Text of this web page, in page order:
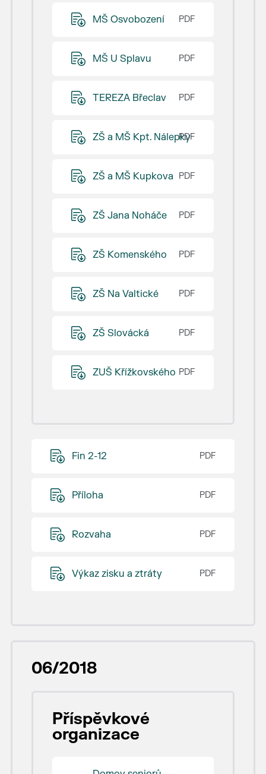
MŠ Osvobození
MŠ U Splavu
TEREZA Břeclav
ZŠ a MŠ Kpt. Nálepky
ZŠ a MŠ Kupkova
ZŠ Jana Noháče
ZŠ Komenského
ZŠ Na Valtické
ZŠ Slovácká
ZUŠ Křížkovského
Fin 2-12
Příloha
Rozvaha
Výkaz zisku a ztráty
06/2018
Příspěvkové
organizace